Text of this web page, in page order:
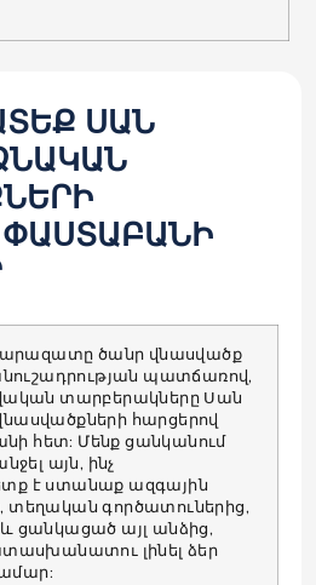
ՍԱՆ
ծանր վնասվածք
պատճառով,
տարբերակները Սան
հարցերով
հետ: Մենք ցանկանում
այն, ինչ
է ստանաք ազգային
տեղական գործատուներից,
ցանկացած այլ անձից,
լինել ձեր